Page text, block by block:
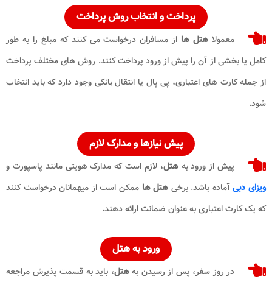
پرداخت و انتخاب روش پرداخت
معمولا هتل ها از مسافران درخواست می کنند که مبلغ را به طور
کامل یا بخشی از آن را پیش از ورود پرداخت کنند. روش های مختلف پرداخت
از جمله کارت های اعتباری، پی پال یا انتقال بانکی وجود دارد که باید انتخاب
شود.
پیش نیازها و مدارک لازم
پیش از ورود بههتل، لازم است که مدارک هویتی مانند پاسپورت و
ویزای دبی آماده باشد. برخی هتل ها ممکن است از میهمانان درخواست کنند
که یک کارت اعتباری به عنوان ضمانت ارائه دهند.
ورود به هتل
در روز سفر، پس از رسیدن بههتل، باید به قسمت پذیرش مراجعه